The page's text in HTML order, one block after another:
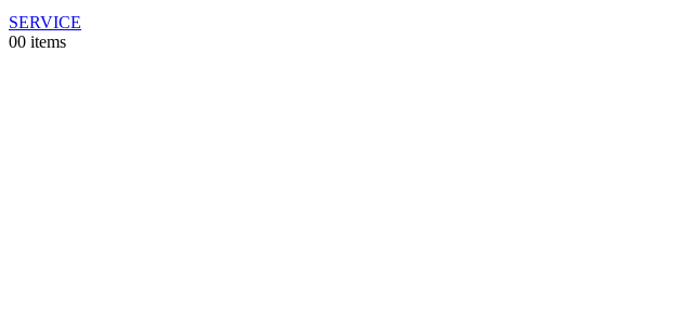
SERVICE
00 items